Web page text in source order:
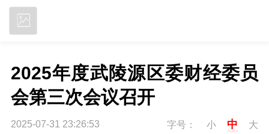
2025年度武陵源区委财经委员
会第三次会议召开
2025-07-31 23:26:53 字号： 小 中 大